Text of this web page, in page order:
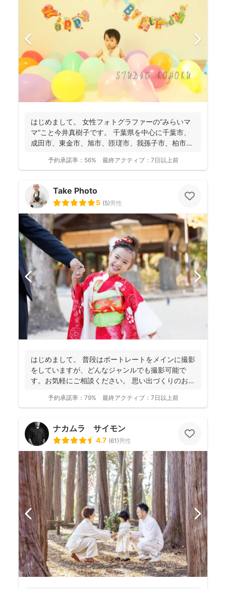
はじめまして。 女性フォトグラファーの“みらいマ
マ”こと今井真樹子です。 千葉県を中心に千葉市、
成田市、東金市、旭市、匝瑳市、我孫子市、柏市、
予約承諾率： 56% 最終アクティブ： 7日以上前
Take Photo
5 (5)男性
はじめまして。 普段はポートレートをメインに撮影
をしていますが、どんなジャンルでも撮影可能で
す。お気軽にご相談ください。 思い出づくりのお手
予約承諾率： 79% 最終アクティブ： 7日以上前
ナカムラ サイモン
4.7 (61)男性